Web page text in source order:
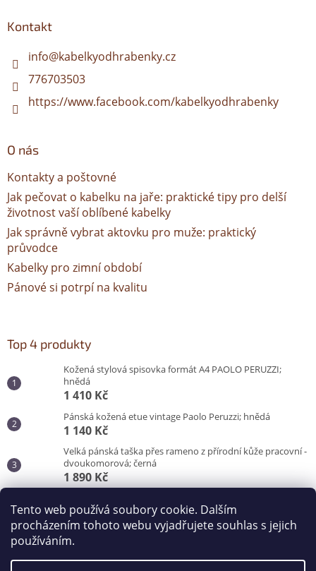
Tento web používá soubory cookie. Dalším
procházením tohoto webu vyjadřujete souhlas s jejich
používáním.
Kontakt
info@kabelkyodhrabenky.cz
776703503
https://www.facebook.com/kabelkyodhrabenky
O nás
Kontakty a poštovné
Jak pečovat o kabelku na jaře: praktické tipy pro delší
životnost vaší oblíbené kabelky
Jak správně vybrat aktovku pro muže: praktický
průvodce
Kabelky pro zimní období
Pánové si potrpí na kvalitu
Top 4 produkty
Kožená stylová spisovka formát A4 PAOLO PERUZZI;
hnědá
1 410 Kč
Pánská kožená etue vintage Paolo Peruzzi; hnědá
1 140 Kč
Velká pánská taška přes rameno z přírodní kůže pracovní -
dvoukomorová; černá
1 890 Kč
870 Kč
Vytvořil Shoptet